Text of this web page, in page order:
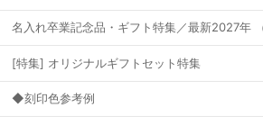
名入れ卒業記念品・ギフト特集／最新2027年
[特集] オリジナルギフトセット特集
◆刻印色参考例